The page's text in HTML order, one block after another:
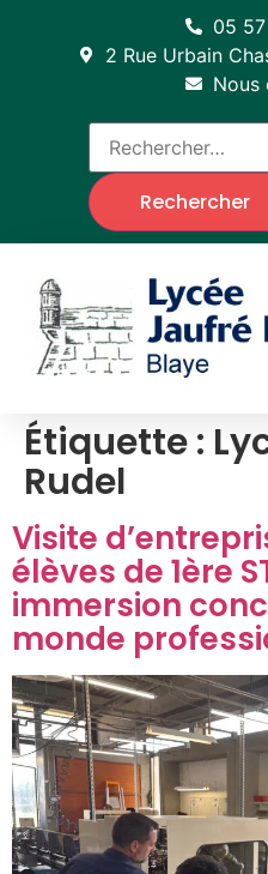
05
2 Rue Urbain
Nous
Étiquette :
Rudel
Visite
élèves de 1ère
immersion
monde